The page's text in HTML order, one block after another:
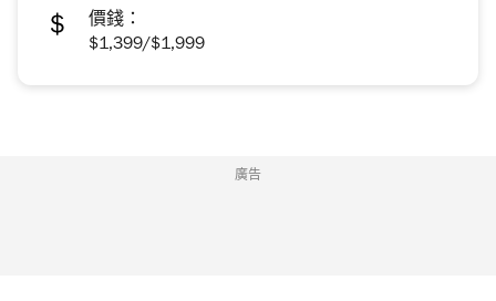
價錢：
$1,399/$1,999
廣告